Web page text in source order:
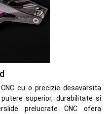
cu o precizie desavarsita
superior, durabilitate si
prelucrate CNC ofera